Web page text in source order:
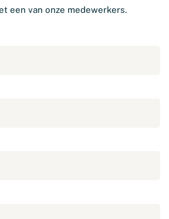
een van onze medewerkers.